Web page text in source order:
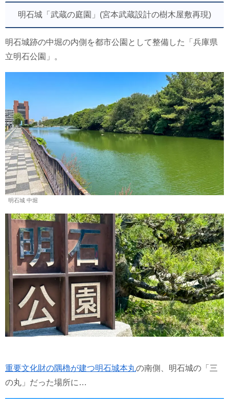
明石城「武蔵の庭園」(宮本武蔵設計の樹木屋敷再現)
明石城跡の中堀の内側を都市公園として整備した「兵庫県
立明石公園」。
明石城 中堀
重要文化財の隅櫓が建つ明石城本丸の南側、明石城の「三
の丸」だった場所に…